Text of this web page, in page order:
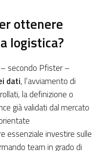
ottenere
logistica?
secondo Pfister –
dati, l’avviamento di
la definizione o
già validati dal mercato
essenziale investire sulle
team in grado di